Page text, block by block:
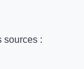
sources :